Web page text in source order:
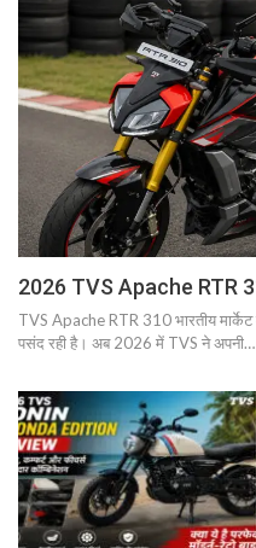
2026 TVS Apache RTR
TVS Apache RTR 310 भारतीय
पसंद रही है। अब 2026 में TVS ने अपनी…